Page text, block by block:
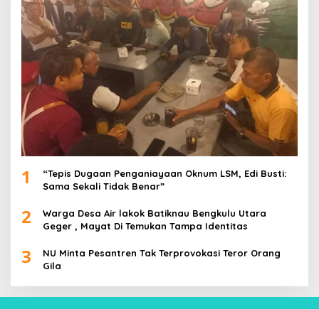
1
“Tepis Dugaan Penganiayaan Oknum LSM, Edi Busti:
Sama Sekali Tidak Benar”
2
Warga Desa Air lakok Batiknau Bengkulu Utara
Geger , Mayat Di Temukan Tampa Identitas
3
NU Minta Pesantren Tak Terprovokasi Teror Orang
Gila